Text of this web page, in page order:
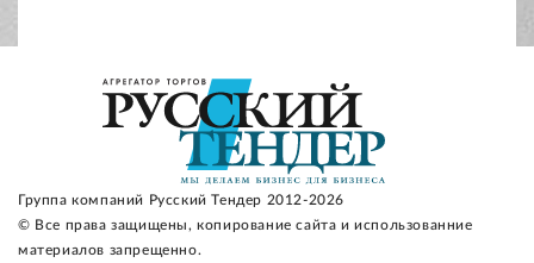
Группа компаний Русский Тендер 2012-2026
© Все права защищены, копирование сайта и использованние
материалов запрещенно.